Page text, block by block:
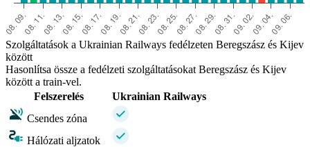
Szolgáltatások a Ukrainian Railways fedélzeten Beregszász és Kijev
között
Hasonlítsa össze a fedélzeti szolgáltatásokat Beregszász és Kijev
között a train-vel.
Felszerelés
Ukrainian Railways
Csendes zóna
Hálózati aljzatok